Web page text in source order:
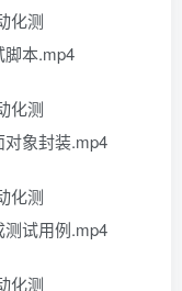
化测
脚本.mp4
化测
象封装.mp4
化测
试用例.mp4
化测